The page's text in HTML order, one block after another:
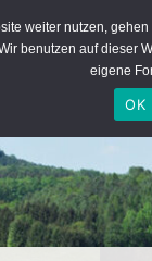
weiter nutzen,
benutzen auf dieser
eigene
OK